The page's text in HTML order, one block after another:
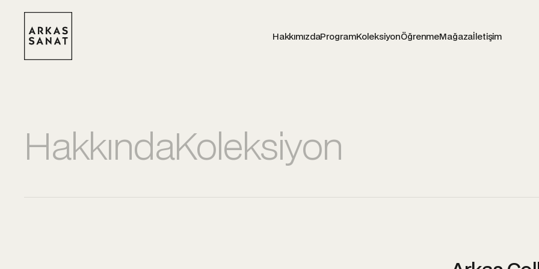
HakkımızdaProgramKoleksiyonÖğrenmeMağazaİletişim
HakkındaKoleksiyon